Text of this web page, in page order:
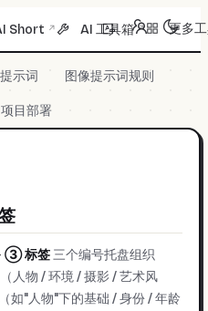
Short ↗ AI 工具箱 ↗ 更多
示词 图像提示词规则
项目部署
③ 标签三个编号托盘组织
人物 / 环境 / 摄影 / 艺术风
如"人物"下的基础 / 身份 / 年龄